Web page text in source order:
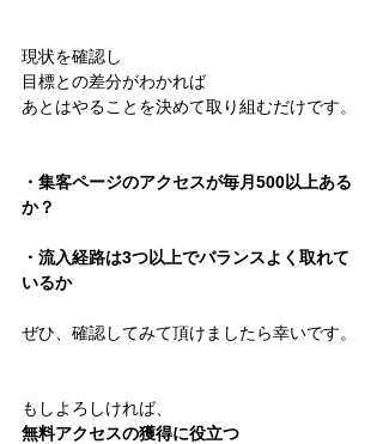
現状を確認し
目標との差分がわかれば
あとはやることを決めて取り組むだけです。
・集客ページのアクセスが毎月500以上ある
か？
・流入経路は3つ以上でバランスよく取れて
いるか
ぜひ、確認してみて頂けましたら幸いです。
もしよろしければ、
無料アクセスの獲得に役立つ